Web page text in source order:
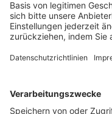
Login SpielPlus
FOLGE DEM BFV